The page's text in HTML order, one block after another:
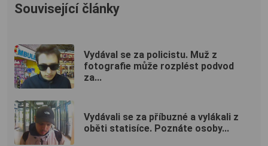
Související články
Vydával se za policistu. Muž z
fotografie může rozplést podvod
za...
Vydávali se za příbuzné a vylákali z
oběti statisíce. Poznáte osoby...